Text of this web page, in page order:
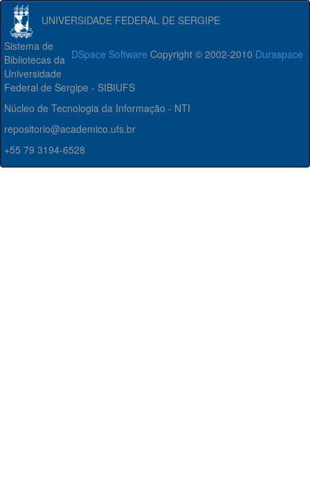
UNIVERSIDADE FEDERAL DE SERGIPE
DSpace Software Copyright © 2002-2010 Duraspace
Sistema de
Bibliotecas da
Universidade
Federal de Sergipe - SIBIUFS
Núcleo de Tecnologia da Informação - NTI
repositorio@academico.ufs.br
+55 79 3194-6528